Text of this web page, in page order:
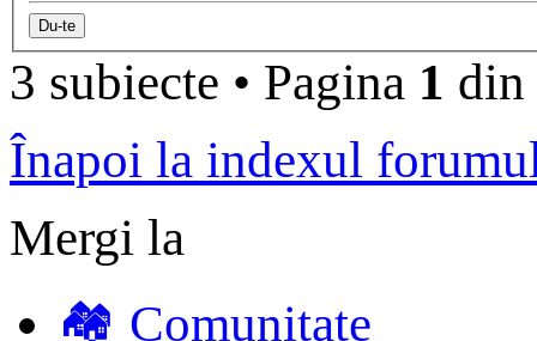
3 subiecte • Pagina 1 din
Înapoi la indexul
Mergi la
🏘️ Comunitate